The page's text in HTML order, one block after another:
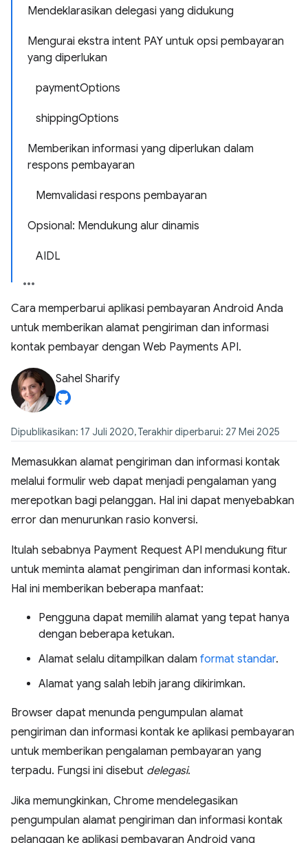
Mendeklarasikan delegasi yang didukung
Mengurai ekstra intent PAY untuk opsi pembayaran
yang diperlukan
paymentOptions
shippingOptions
Memberikan informasi yang diperlukan dalam
respons pembayaran
Memvalidasi respons pembayaran
Opsional: Mendukung alur dinamis
AIDL
Cara memperbarui aplikasi pembayaran Android Anda
untuk memberikan alamat pengiriman dan informasi
kontak pembayar dengan Web Payments API.
Sahel Sharify
Dipublikasikan: 17 Juli 2020, Terakhir diperbarui: 27 Mei 2025
Memasukkan alamat pengiriman dan informasi kontak
melalui formulir web dapat menjadi pengalaman yang
merepotkan bagi pelanggan. Hal ini dapat menyebabkan
error dan menurunkan rasio konversi.
Itulah sebabnya Payment Request API mendukung fitur
untuk meminta alamat pengiriman dan informasi kontak.
Hal ini memberikan beberapa manfaat:
Pengguna dapat memilih alamat yang tepat hanya
dengan beberapa ketukan.
Alamat selalu ditampilkan dalam format standar.
Alamat yang salah lebih jarang dikirimkan.
Browser dapat menunda pengumpulan alamat
pengiriman dan informasi kontak ke aplikasi pembayaran
untuk memberikan pengalaman pembayaran yang
terpadu. Fungsi ini disebut delegasi.
Jika memungkinkan, Chrome mendelegasikan
pengumpulan alamat pengiriman dan informasi kontak
pelanggan ke aplikasi pembayaran Android yang